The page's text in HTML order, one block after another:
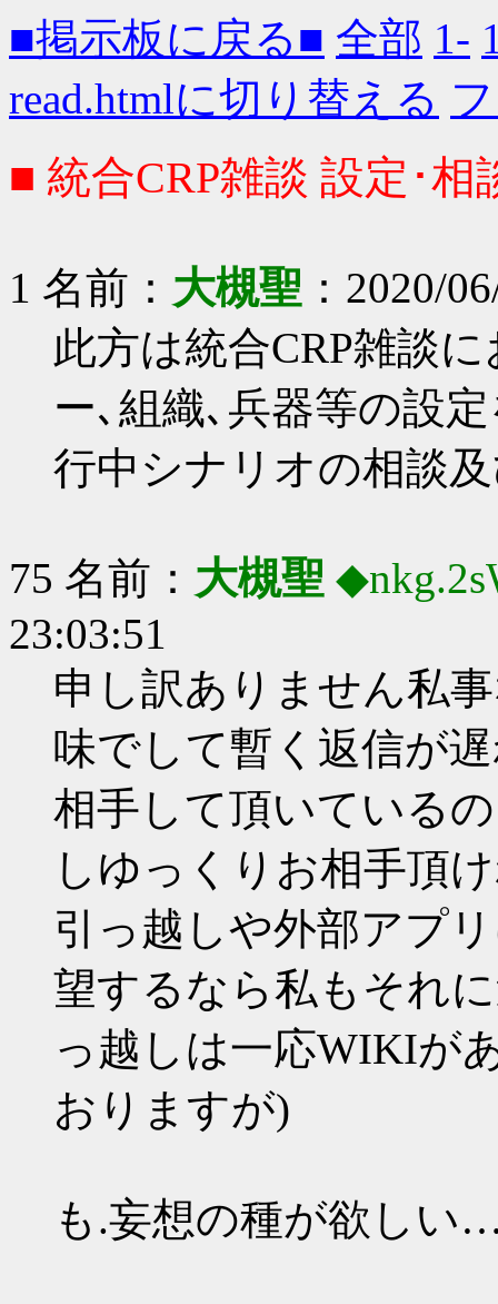
■掲示板に戻る■ 全部 1-
read.htmlに切り替える
■ 統合CRP雑談 設定･相
1 名前： 大槻聖 ：2020/
此方は統合CRP雑談
ー､組織､兵器等の設
行中シナリオの相談
75 名前： 大槻聖
23:03:51
申し訳ありません私
味でして暫く返信が
相手して頂いている
しゆっくりお相手頂
引っ越しや外部アプ
望するなら私もそれ
っ越しは一応WIKIが
おりますが)
も.妄想の種が欲しい